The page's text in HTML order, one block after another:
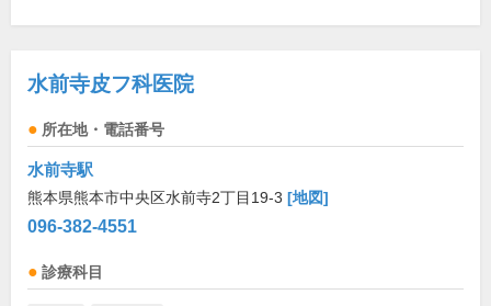
水前寺皮フ科医院
所在地・電話番号
水前寺駅
熊本県熊本市中央区水前寺2丁目19-3 [地図]
096-382-4551
診療科目